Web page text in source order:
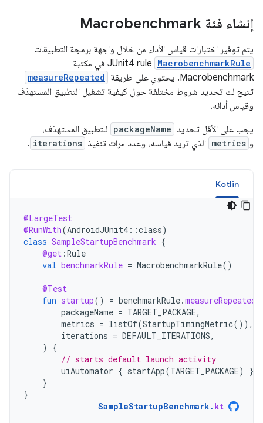
إنشاء فئة Macrobenchmark
يتم توفير اختبارات قياس الأداء من خلال واجهة برمجة التطبيقات
MacrobenchmarkRule
JUnit4 rule في مكتبة
Macrobenchmark. يحتوي على طريقة
measureRepeated
تتيح لك تحديد شروط مختلفة حول كيفية تشغيل التطبيق المستهدَف
وقياس أدائه.
يجب على الأقل تحديد packageName للتطبيق المستهدَف،
و metrics الذي تريد قياسه، وعدد مرات تنفيذ iterations
.
Kotlin
@LargeTest
@RunWith(AndroidJUnit4 ::class)
class SampleStartupBenchmark {
@get :Rule
val benchmarkRule = MacrobenchmarkRule()
@Test
fun startup() = benchmarkRule.measureRepeated
packageName = TARGET_PACKAGE,
metrics = listOf(StartupTimingMetric()),
iterations = DEFAULT_ITERATIONS,
)
{
// starts default launch activity
uiAutomator { startApp(TARGET_PACKAGE)
}
}
}
SampleStartupBenchmark. kt